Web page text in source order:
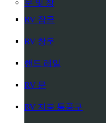
문 및 창
RV 잠금
RV 창문
핸드 레일
RV 문
RV 지붕 통풍구